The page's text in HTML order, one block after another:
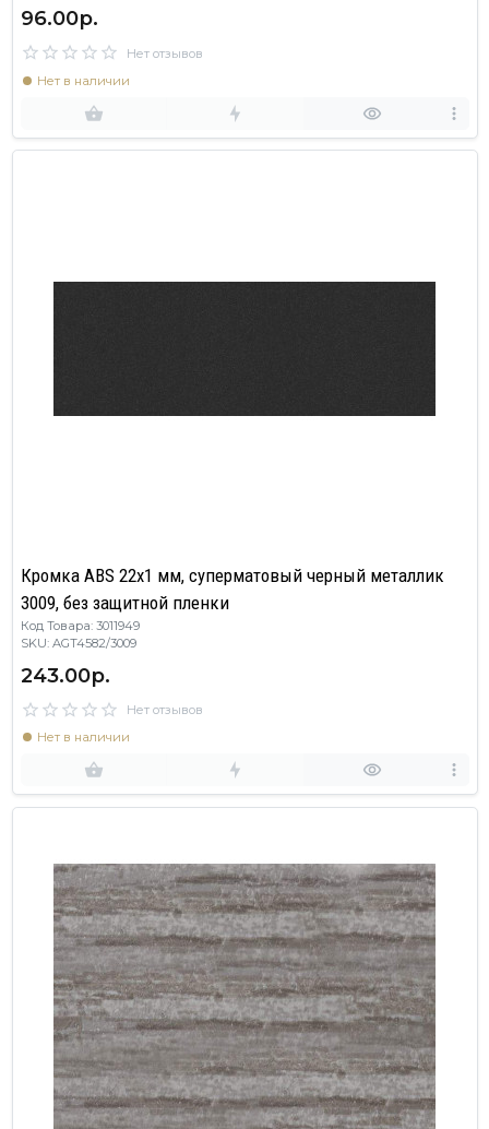
96.00р.
Нет отзывов
Нет в наличии
Кромка ABS 22х1 мм, суперматовый черный металлик
3009, без защитной пленки
Код Товара: 3011949
SKU: AGT4582/3009
243.00р.
Нет отзывов
Нет в наличии